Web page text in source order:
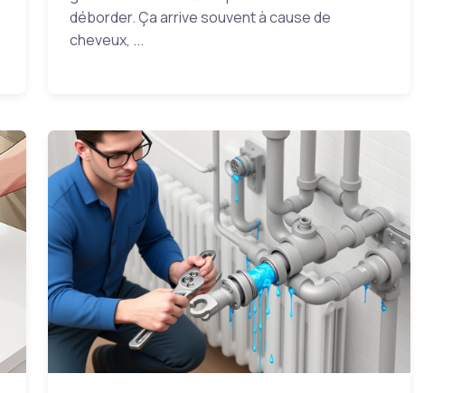
déborder. Ça arrive souvent à cause de
cheveux, ...